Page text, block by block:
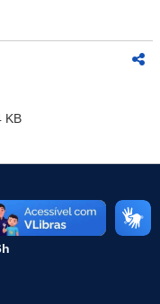
KB
35570-128